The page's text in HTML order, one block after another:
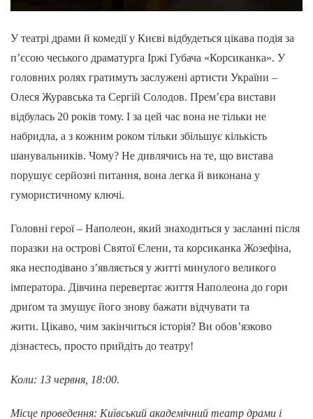
У театрі драми й комедії у Києві відбудеться цікава подія за
п’єсою чеського драматурга Іржі Губача «Корсиканка». У
головних ролях гратимуть заслужені артисти України –
Олеся Журавська та Сергій Солодов. Прем’єра вистави
відбулась 20 років тому. І за цей час вона не тільки не
набридла, а з кожним роком тільки збільшує кількість
шанувальників. Чому? Не дивлячись на те, що вистава
порушує серйозні питання, вона легка й виконана у
гумористичному ключі.
Головні герої – Наполеон, який знаходиться у засланні після
поразки на острові Святої Єлени, та корсиканка Жозефіна,
яка несподівано з’являється у житті минулого великого
імператора. Дівчина перевертає життя Наполеона до гори
дриґом та змушує його знову бажати відчувати та
жити. Цікаво, чим закінчиться історія? Ви обов’язково
дізнаєтесь, просто прийдіть до театру!
Коли: 13 червня, 18:00.
Місце проведення: Київський академічний театр драми і